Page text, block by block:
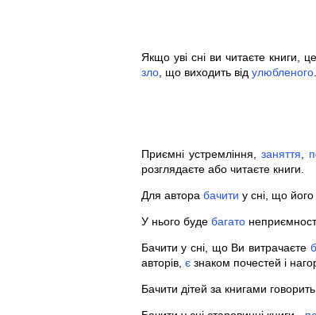
Якщо уві сні ви читаєте книги,
зло, що виходить від улюбленого.
Приємні устремління, заняття
розглядаєте або читаєте книги.
Для автора бачити у сні, що
У нього буде багато
Бачити у сні, що Ви витрачаєте
авторів, єзнаком почестей і
Бачити дітей за книгами